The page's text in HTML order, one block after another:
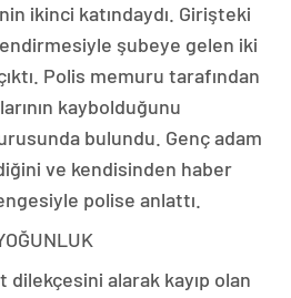
ikinci katındaydı. Girişteki
şubeye gelen iki
Polis memuru tarafından
kaybolduğunu
bulundu. Genç adam
ve kendisinden haber
polise anlattı.
dilekçesini alarak kayıp olan